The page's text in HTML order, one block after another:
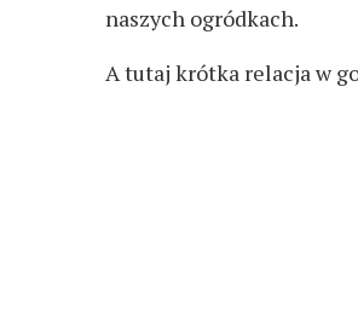
naszych ogródkach.
A tutaj krótka relacja w